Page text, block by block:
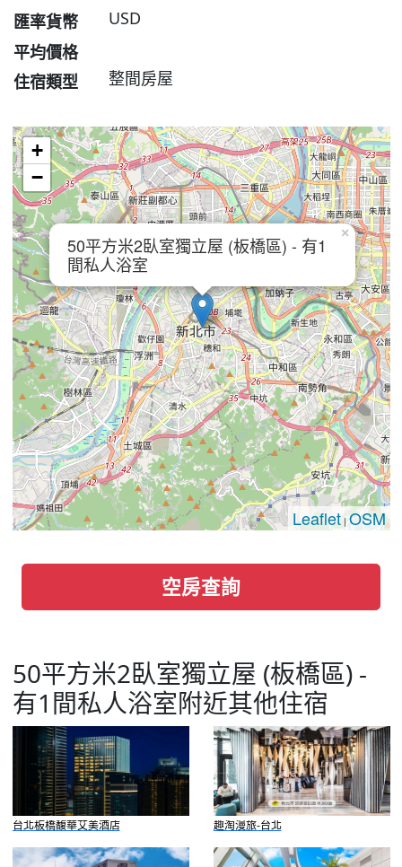
匯率貨幣
USD
平均價格
住宿類型
整間房屋
50平方米2臥室獨立屋 (板橋區) - 有1
間私人浴室
×
+
−
Leaflet|OSM
空房查詢
50平方米2臥室獨立屋 (板橋區) -
有1間私人浴室附近其他住宿
台北板橋馥華艾美酒店 趣淘漫旅-台北